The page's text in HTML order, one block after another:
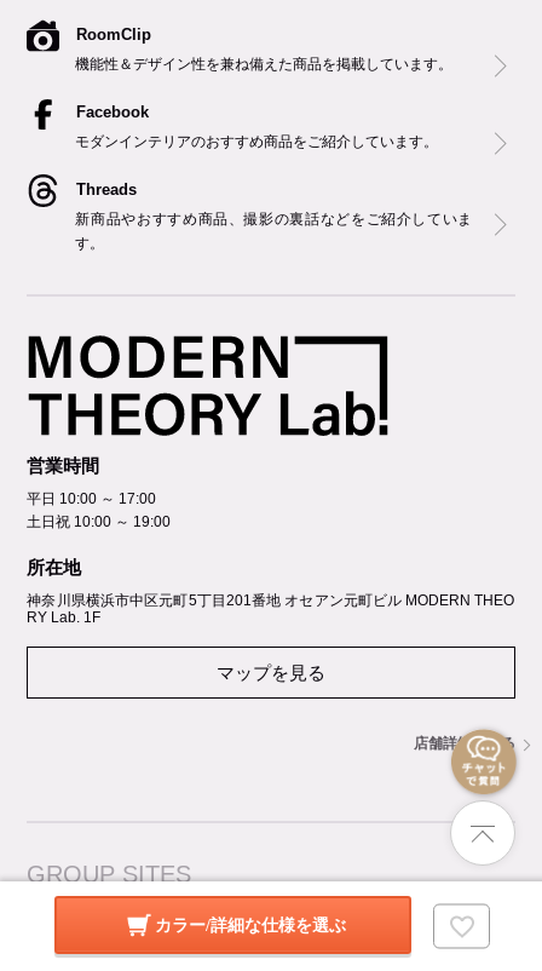
カラー/詳細な仕様を選ぶ
RoomClip
機能性＆デザイン性を兼ね備えた商品を掲載しています。
Facebook
モダンインテリアのおすすめ商品をご紹介しています。
Threads
新商品やおすすめ商品、撮影の裏話などをご紹介していま
す。
営業時間
平日 10:00 ～ 17:00
土日祝 10:00 ～ 19:00
所在地
神奈川県横浜市中区元町5丁⽬201番地 オセアン元町ビル MODERN THEO
RY Lab. 1F
マップを見る
店舗詳細を見る
GROUP SITES
暮らしのデザイン 楽天市場店
オフィスコム Amazon店